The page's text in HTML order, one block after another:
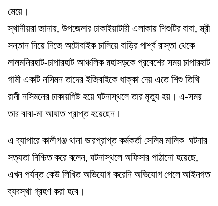
মেয়ে।
স্থানীয়রা জানায়, উপজেলার ঢাকাইয়াটারী এলাকায় শিশুটির বাবা, স্ত্রী
সন্তান নিয়ে নিজে অটোবাইক চালিয়ে বাড়ির পার্শ্ব রাস্তা থেকে
লালমনিরহাট-চাপারহাট আঞ্চলিক মহাসড়কে প্রবেশের সময় চাপারহাট
গামী একটি নসিমন তাদের ইজিবাইকে ধাক্কা দেয় এতে শিশু তিথি
রানী নসিমনের চাকায়পিষ্ট হয়ে ঘটনাস্থলে তার মৃত্যু হয়। এ-সময়
তার বাবা-মা আঘাত প্রাপ্ত হয়েছেন।
এ ব্যাপারে কালীগঞ্জ থানা ভারপ্রাপ্ত কর্মকর্তা সেলিম মালিক ঘটনার
সত্যতা নিশ্চিত করে বলেন, ঘটনাস্থলে অফিসার পাঠানো হয়েছে,
এখন পর্যন্ত কেউ লিখিত অভিযোগ করেনি অভিযোগ পেলে আইনগত
ব্যবস্থা গ্রহণ করা হবে।